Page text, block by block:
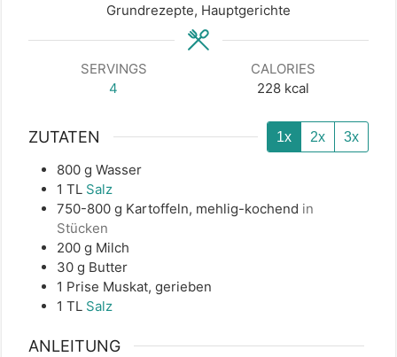
Grundrezepte, Hauptgerichte
SERVINGS
4
CALORIES
228 kcal
ZUTATEN 1x 2x 3x
800 g Wasser
1 TL Salz
750-800 g Kartoffeln, mehlig-kochend in
Stücken
200 g Milch
30 g Butter
1 Prise Muskat, gerieben
1 TL Salz
ANLEITUNG